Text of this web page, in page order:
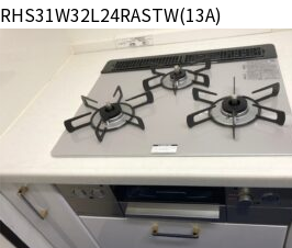
RHS31W32L24RASTW(13A)